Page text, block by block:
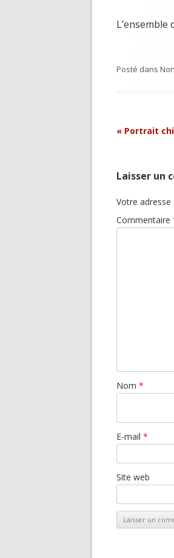
Posté dans
Navigation
« Portrait
Laisser un
Votre adresse
Commentaire
Nom *
E-mail *
Site web